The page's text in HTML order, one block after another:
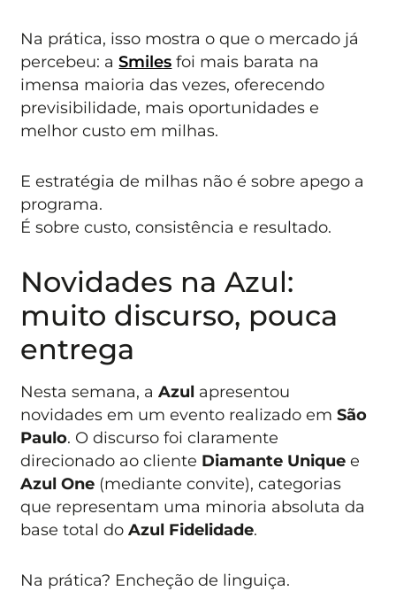
Na prática, isso mostra o que o mercado já
percebeu: aSmiles foi mais barata na
imensa maioria das vezes, oferecendo
previsibilidade, mais oportunidades e
melhor custo em milhas.
E estratégia de milhas não é sobre apego a
programa.
É sobre custo, consistência e resultado.
Novidades na Azul:
muito discurso, pouca
entrega
Nesta semana, aAzul apresentou
novidades em um evento realizado emSão
Paulo. O discurso foi claramente
direcionado ao cliente Diamante Unique e
Azul One (mediante convite), categorias
que representam uma minoria absoluta da
base total doAzul Fidelidade.
Na prática? Encheção de linguiça.